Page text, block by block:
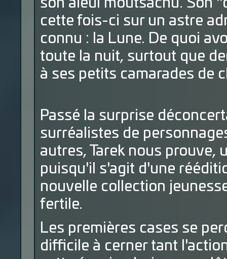
son aïeul moutsachu. Son
cette fois-ci sur un astre
connu : la Lune. De quoi
toute la nuit, surtout que
à ses petits camarades de
Passé la surprise
surréalistes de
autres, Tarek nous prouve,
puisqu'il s'agit d'une
nouvelle collection
fertile.
Les premières cases se
difficile à cerner tant